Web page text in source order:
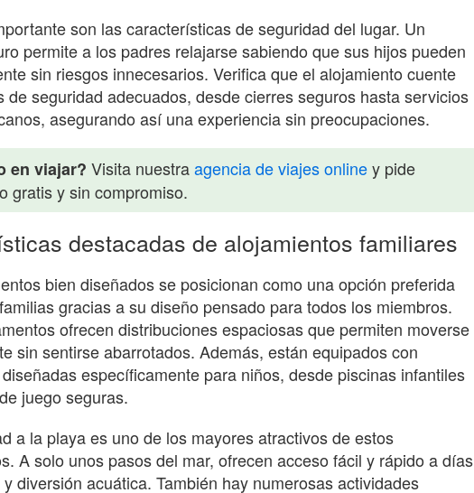
son las características de seguridad del lugar. Un
permite a los padres relajarse sabiendo que sus hijos pueden
sin riesgos innecesarios. Verifica que el alojamiento cuente
de seguridad adecuados, desde cierres seguros hasta servicios
asegurando así una experiencia sin preocupaciones.
en viajar? Visita nuestraagencia de viajes onliney pide
gratis y sin compromiso.
destacadas de alojamientos familiares
bien diseñados se posicionan como una opción preferida
gracias a su diseño pensado para todos los miembros.
ofrecen distribuciones espaciosas que permiten moverse
sin sentirse abarrotados. Además, están equipados con
específicamente para niños, desde piscinas infantiles
juego seguras.
a la playa es uno de los mayores atractivos de estos
A solo unos pasos del mar, ofrecen acceso fácil y rápido a días
diversión acuática. También hay numerosas actividades